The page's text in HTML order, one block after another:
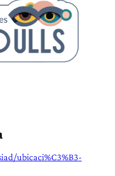
ubicaci%C3%B3-